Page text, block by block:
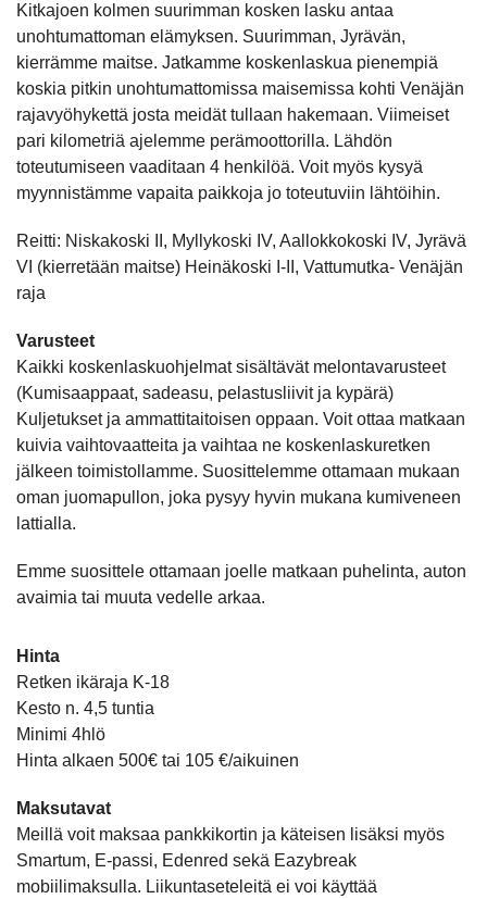
Kitkajoen kolmen suurimman kosken lasku antaa
unohtumattoman elämyksen. Suurimman, Jyrävän,
kierrämme maitse. Jatkamme koskenlaskua pienempiä
koskia pitkin unohtumattomissa maisemissa kohti Venäjän
rajavyöhykettä josta meidät tullaan hakemaan. Viimeiset
pari kilometriä ajelemme perämoottorilla. Lähdön
toteutumiseen vaaditaan 4 henkilöä. Voit myös kysyä
myynnistämme vapaita paikkoja jo toteutuviin lähtöihin.
Reitti: Niskakoski II, Myllykoski IV, Aallokkokoski IV, Jyrävä
VI (kierretään maitse) Heinäkoski I-II, Vattumutka- Venäjän
raja
Varusteet
Kaikki koskenlaskuohjelmat sisältävät melontavarusteet
(Kumisaappaat, sadeasu, pelastusliivit ja kypärä)
Kuljetukset ja ammattitaitoisen oppaan. Voit ottaa matkaan
kuivia vaihtovaatteita ja vaihtaa ne koskenlaskuretken
jälkeen toimistollamme. Suosittelemme ottamaan mukaan
oman juomapullon, joka pysyy hyvin mukana kumiveneen
lattialla.
Emme suosittele ottamaan joelle matkaan puhelinta, auton
avaimia tai muuta vedelle arkaa.
Hinta
Retken ikäraja K-18
Kesto n. 4,5 tuntia
Minimi 4hlö
Hinta alkaen 500€ tai 105 €/aikuinen
Maksutavat
Meillä voit maksaa pankkikortin ja käteisen lisäksi myös
Smartum, E-passi, Edenred sekä Eazybreak
mobiilimaksulla. Liikuntaseteleitä ei voi käyttää